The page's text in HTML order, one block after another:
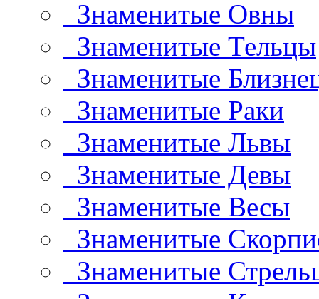
Знаменитые Овны
Знаменитые Тельцы
Знаменитые
Знаменитые Раки
Знаменитые Львы
Знаменитые Девы
Знаменитые Весы
Знаменитые
Знаменитые